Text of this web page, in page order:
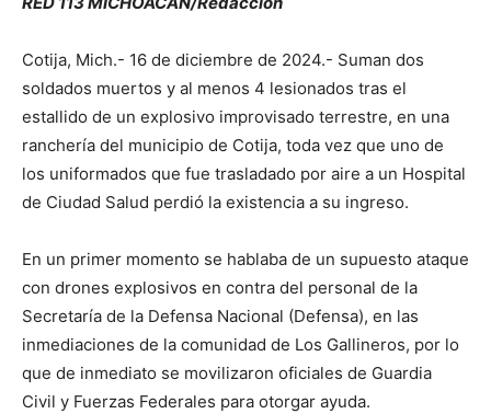
Cotija, Mich.- 16 de diciembre de 2024.- Suman dos
soldados muertos y al menos 4 lesionados tras el
estallido de un explosivo improvisado terrestre, en una
ranchería del municipio de Cotija, toda vez que uno de
los uniformados que fue trasladado por aire a un Hospital
de Ciudad Salud perdió la existencia a su ingreso.
En un primer momento se hablaba de un supuesto ataque
con drones explosivos en contra del personal de la
Secretaría de la Defensa Nacional (Defensa), en las
inmediaciones de la comunidad de Los Gallineros, por lo
que de inmediato se movilizaron oficiales de Guardia
Civil y Fuerzas Federales para otorgar ayuda.